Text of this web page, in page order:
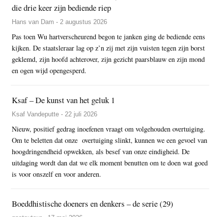
die drie keer zijn bediende riep
Hans van Dam - 2 augustus 2026
Pas toen Wu hartverscheurend begon te janken ging de bediende eens
kijken. De staatsleraar lag op z’n zij met zijn vuisten tegen zijn borst
geklemd, zijn hoofd achterover, zijn gezicht paarsblauw en zijn mond
en ogen wijd opengesperd.
Ksaf – De kunst van het geluk 1
Ksaf Vandeputte - 22 juli 2026
Nieuw, positief gedrag inoefenen vraagt om volgehouden overtuiging.
Om te beletten dat onze overtuiging slinkt, kunnen we een gevoel van
hoogdringendheid opwekken, als besef van onze eindigheid. De
uitdaging wordt dan dat we elk moment benutten om te doen wat goed
is voor onszelf en voor anderen.
Boeddhistische doeners en denkers – de serie (29)